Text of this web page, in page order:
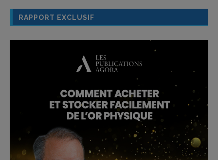
RAPPORT EXCLUSIF